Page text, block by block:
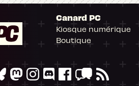
Canard PC
Kiosque numérique
Boutique